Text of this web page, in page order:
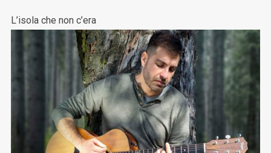
L’isola che non c’era